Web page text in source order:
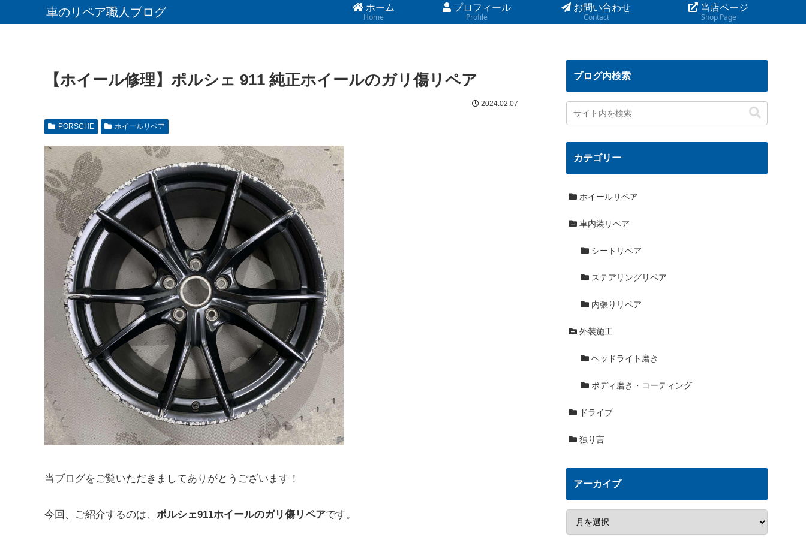
車のリペア職人ブログ
ホーム
Home
プロフィール
Profile
お問い合わせ
Contact
当店ページ
Shop Page
【ホイール修理】ポルシェ 911 純正ホイールのガリ傷リペア
2024.02.07
PORSCHE ホイールリペア
当ブログをご覧いただきましてありがとうございます！
今回、ご紹介するのは、 ポルシェ911ホイールのガリ傷リペアです。
ブログ内検索
カテゴリー
ホイールリペア
車内装リペア
シートリペア
ステアリングリペア
内張りリペア
外装施工
ヘッドライト磨き
ボディ磨き・コーティング
ドライブ
独り言
アーカイブ